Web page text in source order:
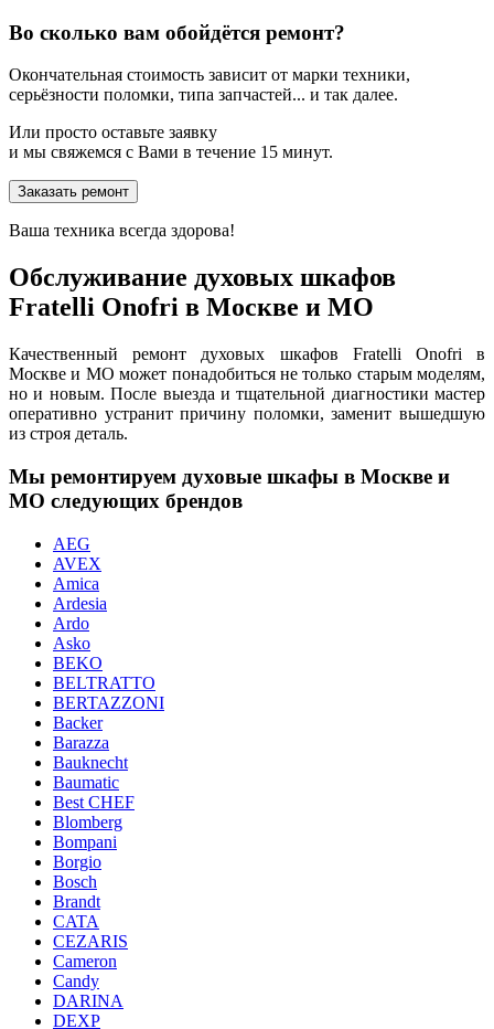
Во сколько вам обойдётся ремонт?
Окончательная стоимость зависит от марки техники,
серьёзности поломки, типа запчастей... и так далее.
Или просто оставьте заявку
и мы свяжемся с Вами в течение 15 минут.
Заказать ремонт
Ваша техника всегда здорова!
Обслуживание духовых шкафов
Fratelli Onofri в Москве и МО
Качественный ремонт духовых шкафов Fratelli Onofri в
Москве и МО может понадобиться не только старым моделям,
но и новым. После выезда и тщательной диагностики мастер
оперативно устранит причину поломки, заменит вышедшую
из строя деталь.
Мы ремонтируем духовые шкафы в Москве и
МО следующих брендов
AEG
AVEX
Amica
Ardesia
Ardo
Asko
BEKO
BELTRATTO
BERTAZZONI
Backer
Barazza
Bauknecht
Baumatic
Best CHEF
Blomberg
Bompani
Borgio
Bosch
Brandt
CATA
CEZARIS
Cameron
Candy
DARINA
DEXP